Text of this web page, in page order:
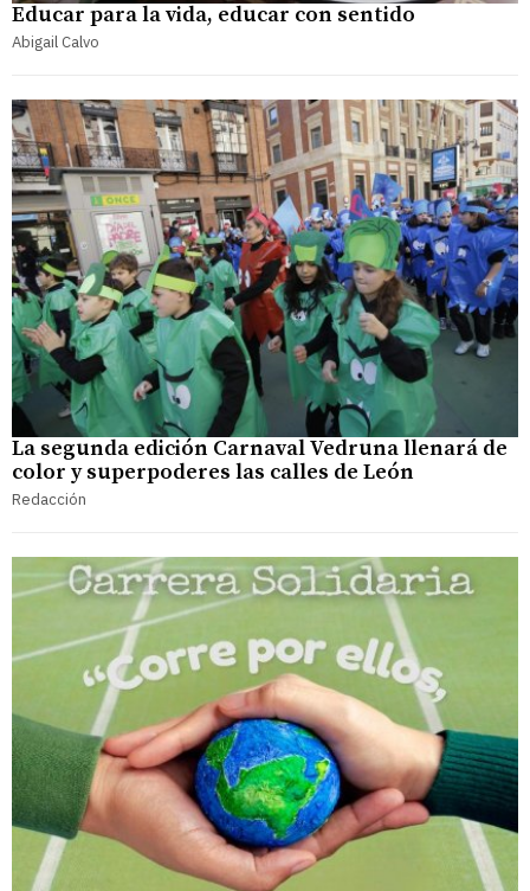
Educar para la vida, educar con sentido
Abigail Calvo
La segunda edición Carnaval Vedruna llenará de
color y superpoderes las calles de León
Redacción